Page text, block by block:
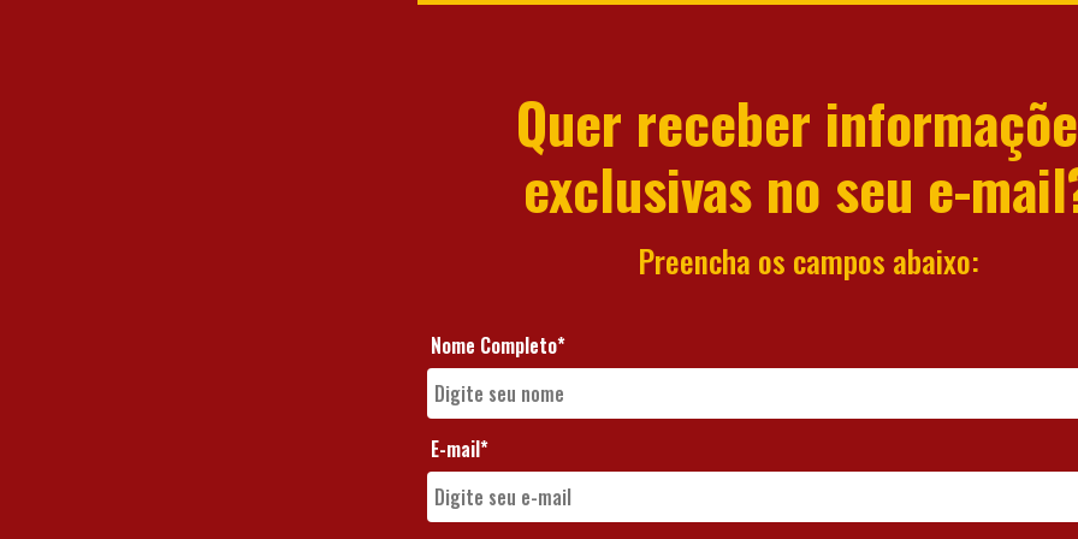
Quer receber
exclusivas no seu e-
Preencha os campos abaixo:
Nome Completo*
E-mail*